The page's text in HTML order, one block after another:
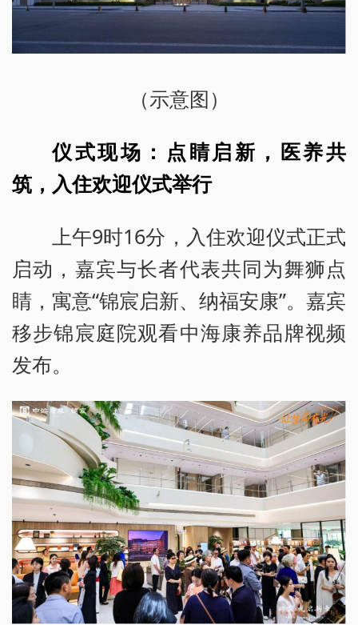
（示意图）
仪式现场：点睛启新，医养共
筑，入住欢迎仪式举行
上午9时16分，入住欢迎仪式正式
启动，嘉宾与长者代表共同为舞狮点
睛，寓意“锦宸启新、纳福安康”。嘉宾
移步锦宸庭院观看中海康养品牌视频
发布。